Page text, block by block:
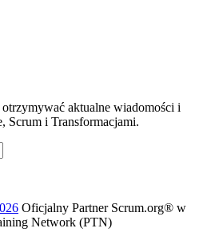
otrzymywać aktualne wiadomości i
Scrum i Transformacjami.
Oficjalny Partner Scrum.org® w
Network (PTN)